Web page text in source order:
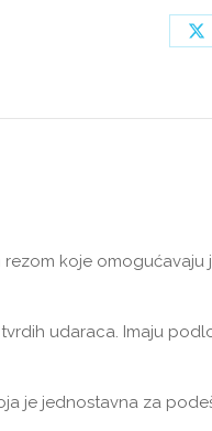
rezom koje
udaraca. Imaju
je jednostavna za